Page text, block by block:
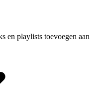
en playlists toevoegen aan